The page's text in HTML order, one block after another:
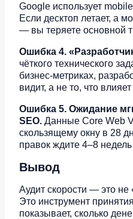
Google использует
Если десктоп летает, а
— вы теряете основной
Ошибка 4.
чёткого технического
бизнес-метриках,
видит, а не то, что
Ошибка 5. Ожидание
SEO. Данные Core Web
скользящему окну в 28
правок ждите 4–8
Вывод
Аудит скорости — это не
Это инструмент
показывает, сколько